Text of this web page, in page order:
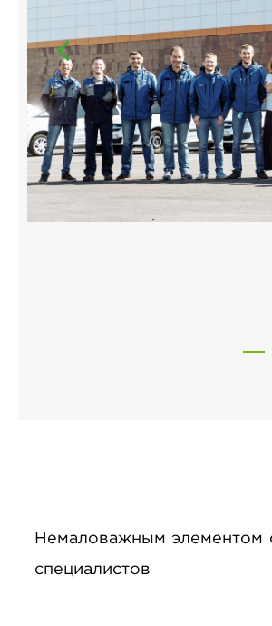
Немаловажным элементом
специалистов